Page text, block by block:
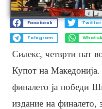
Facebook Twitter
Telegram
Силекс, четврти пат
Купот на
финалето ја победи
издание на финалето,